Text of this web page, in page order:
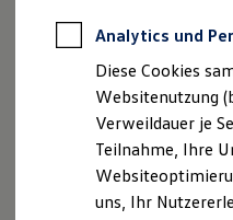
Autokredit
Versicherungen
Kfz-
Garantien
Wartungsverträge
Geschäftskunden
Professional
Großkunden
Behörden
Analytics und
Diese Cookies
Websitenutzung
Verweildauer je
Teilnahme, Ihre
uns, Ihr